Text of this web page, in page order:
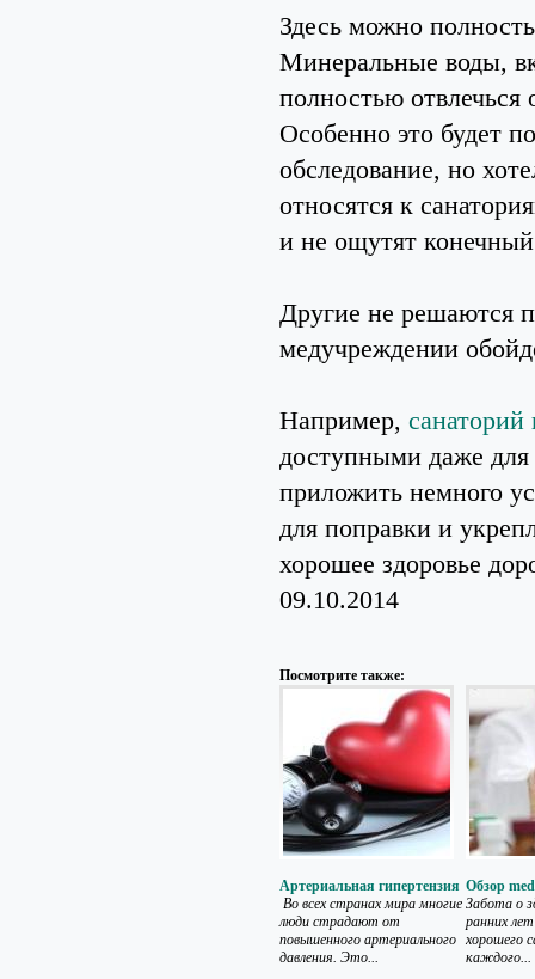
Здесь можно
Минеральные воды,
полностью
Особенно это будет
обследование, но
относятся к
и не ощутят
Другие не решаются
медучреждении
Например, санаторий
доступными даже для
приложить немного
для поправки и
хорошее здоровье
09.10.2014
Посмотрите также:
Артериальная гипертензия
Во всех странах мира многие
люди страдают от
повышенного артериального
давления. Это...
Обзор
Забота о
ранних
хорошего
каждого...